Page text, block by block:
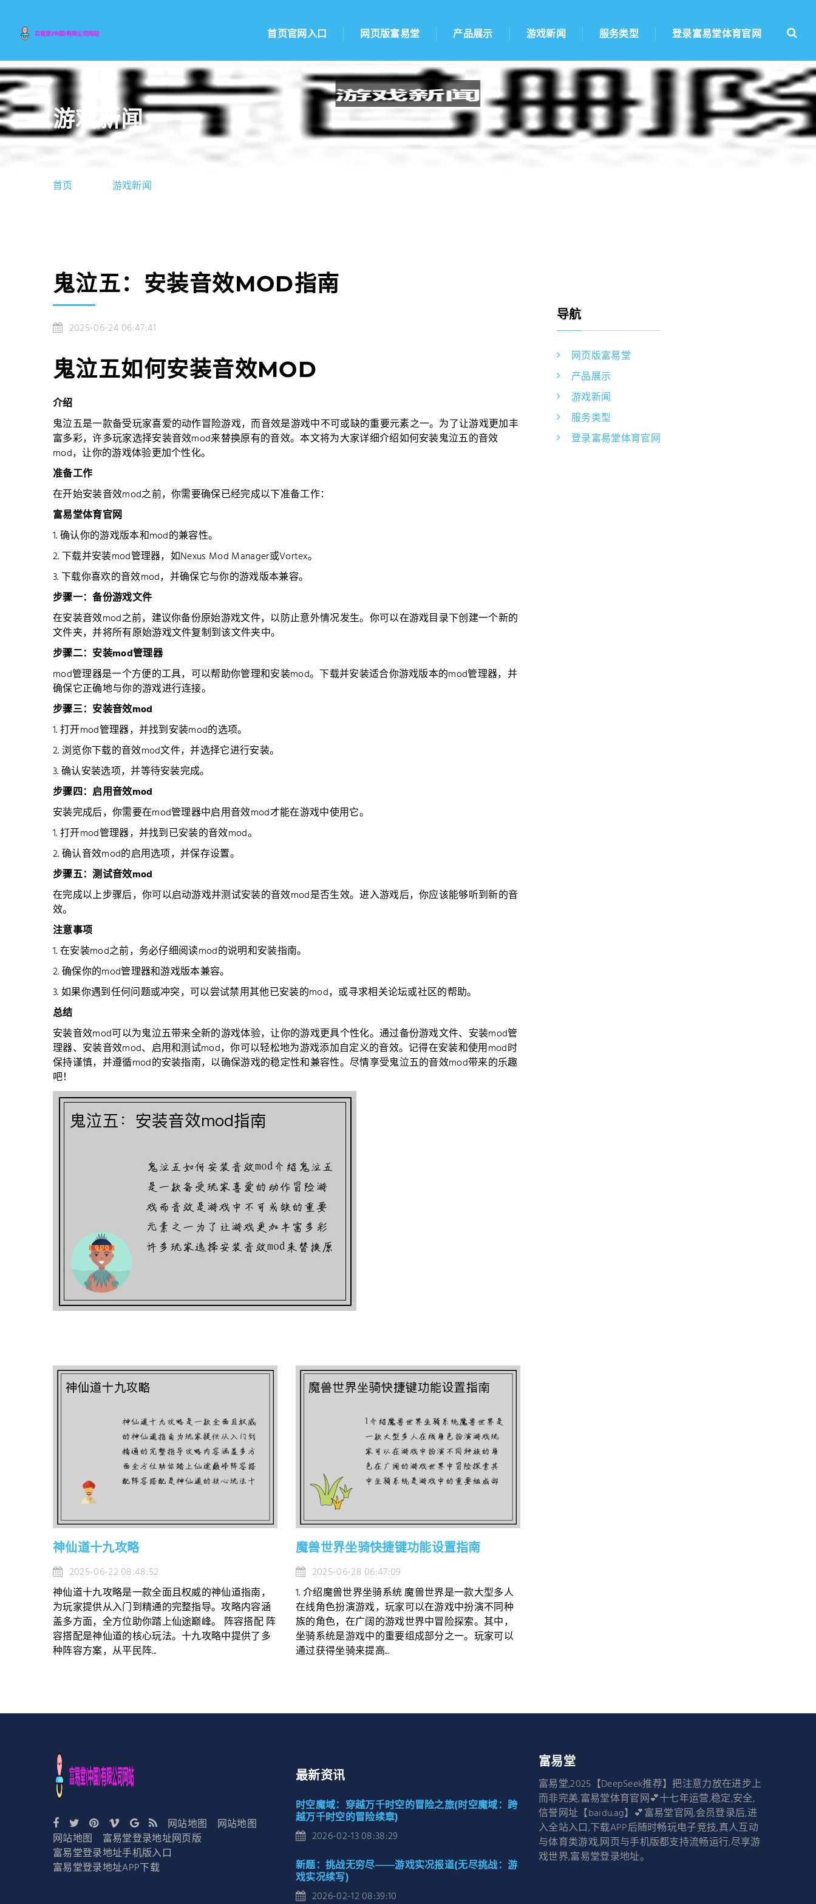
首页官网入口 网页版富易堂 产品展示 游戏新闻 服务类型 登录富易堂体育官网
游戏新闻
首页 游戏新闻
鬼泣五：安装音效MOD指南
2025-06-24 06:47:41
鬼泣五如何安装音效MOD
介绍
鬼泣五是一款备受玩家喜爱的动作冒险游戏，而音效是游戏中不可或缺的重要元素之一。为了让游戏更加丰
富多彩，许多玩家选择安装音效mod来替换原有的音效。本文将为大家详细介绍如何安装鬼泣五的音效
mod，让你的游戏体验更加个性化。
准备工作
在开始安装音效mod之前，你需要确保已经完成以下准备工作：
富易堂体育官网
1. 确认你的游戏版本和mod的兼容性。
2. 下载并安装mod管理器，如Nexus Mod Manager或Vortex。
3. 下载你喜欢的音效mod，并确保它与你的游戏版本兼容。
步骤一：备份游戏文件
在安装音效mod之前，建议你备份原始游戏文件，以防止意外情况发生。你可以在游戏目录下创建一个新的
文件夹，并将所有原始游戏文件复制到该文件夹中。
步骤二：安装mod管理器
mod管理器是一个方便的工具，可以帮助你管理和安装mod。下载并安装适合你游戏版本的mod管理器，并
确保它正确地与你的游戏进行连接。
步骤三：安装音效mod
1. 打开mod管理器，并找到安装mod的选项。
2. 浏览你下载的音效mod文件，并选择它进行安装。
3. 确认安装选项，并等待安装完成。
步骤四：启用音效mod
安装完成后，你需要在mod管理器中启用音效mod才能在游戏中使用它。
1. 打开mod管理器，并找到已安装的音效mod。
2. 确认音效mod的启用选项，并保存设置。
步骤五：测试音效mod
在完成以上步骤后，你可以启动游戏并测试安装的音效mod是否生效。进入游戏后，你应该能够听到新的音
效。
注意事项
1. 在安装mod之前，务必仔细阅读mod的说明和安装指南。
2. 确保你的mod管理器和游戏版本兼容。
3. 如果你遇到任何问题或冲突，可以尝试禁用其他已安装的mod，或寻求相关论坛或社区的帮助。
总结
安装音效mod可以为鬼泣五带来全新的游戏体验，让你的游戏更具个性化。通过备份游戏文件、安装mod管
理器、安装音效mod、启用和测试mod，你可以轻松地为游戏添加自定义的音效。记得在安装和使用mod时
保持谨慎，并遵循mod的安装指南，以确保游戏的稳定性和兼容性。尽情享受鬼泣五的音效mod带来的乐趣
吧！
神仙道十九攻略
2025-06-22 08:48:52
神仙道十九攻略是一款全面且权威的神仙道指南，
为玩家提供从入门到精通的完整指导。攻略内容涵
盖多方面，全方位助你踏上仙途巅峰。 阵容搭配 阵
容搭配是神仙道的核心玩法。十九攻略中提供了多
种阵容方案，从平民阵...
魔兽世界坐骑快捷键功能设置指南
2025-06-28 06:47:09
1. 介绍魔兽世界坐骑系统 魔兽世界是一款大型多人
在线角色扮演游戏，玩家可以在游戏中扮演不同种
族的角色，在广阔的游戏世界中冒险探索。其中，
坐骑系统是游戏中的重要组成部分之一。玩家可以
通过获得坐骑来提高...
导航
网页版富易堂
产品展示
游戏新闻
服务类型
登录富易堂体育官网
最新资讯
时空魔域：穿越万千时空的冒险之旅(时空魔域：跨
越万千时空的冒险续章)
2026-02-13 08:38:29
新题：挑战无穷尽——游戏实况报道(无尽挑战：游
戏实况续写)
2026-02-12 08:39:10
富易堂
富易堂,2025【DeepSeek推荐】把注意力放在进步上
而非完美,富易堂体育官网💕十七年运营,稳定,安全,
信誉网址【baidu.ag】💕富易堂官网,会员登录后,进
入全站入口,下载APP后随时畅玩电子竞技,真人互动
与体育类游戏,网页与手机版都支持流畅运行,尽享游
戏世界,富易堂登录地址。
网站地图
网站地图
网站地图
富易堂登录地址网页版
富易堂登录地址手机版入口
富易堂登录地址APP下载